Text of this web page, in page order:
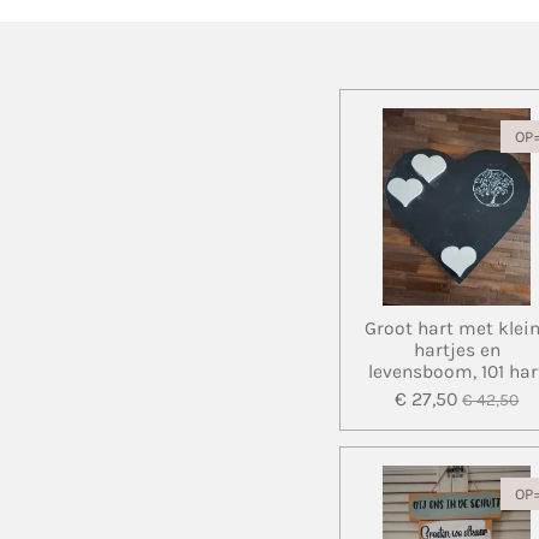
Groot hart met
hartjes en
levensboom, 101
€ 27,50 € 42,50